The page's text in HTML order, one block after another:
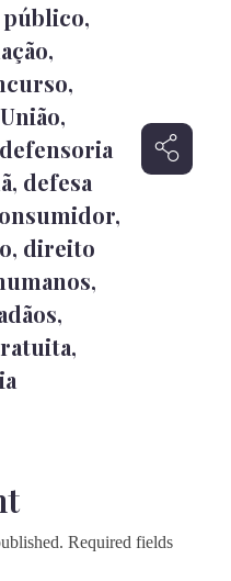
,
,
,
,
defensoria
, defesa
,
, direito
,
,
,
Required fields